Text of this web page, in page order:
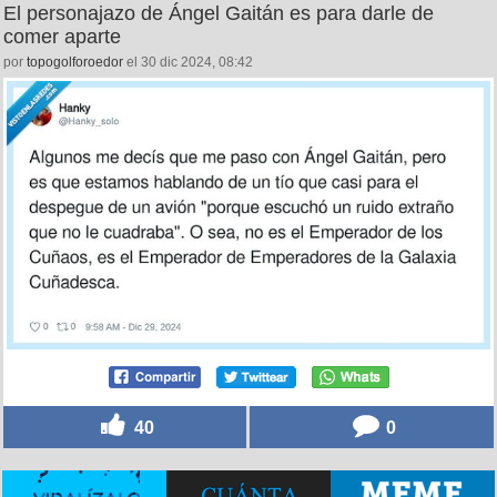
El personajazo de Ángel Gaitán es para darle de
comer aparte
por topogolforoedor el 30 dic 2024, 08:42
40 0